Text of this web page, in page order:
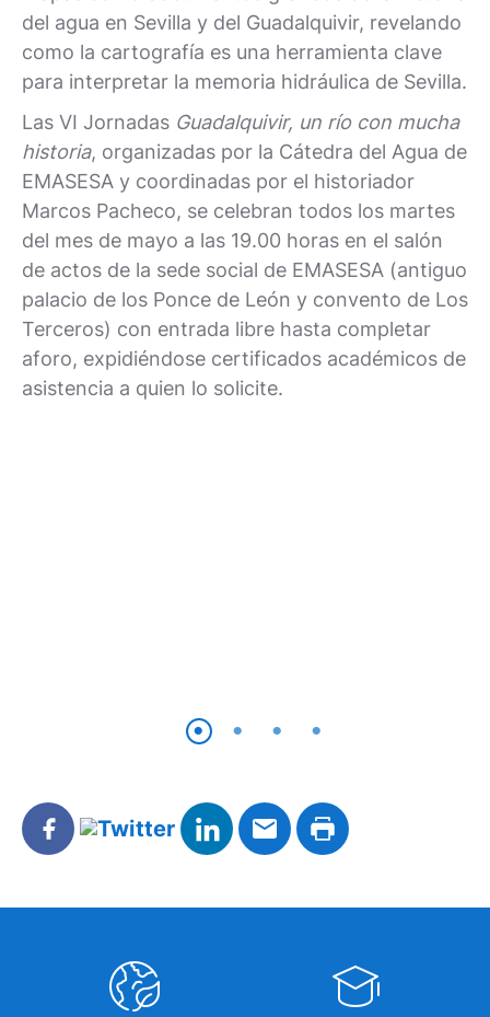
del agua en Sevilla y del Guadalquivir, revelando
como la cartografía es una herramienta clave
para interpretar la memoria hidráulica de Sevilla.
Las VI Jornadas Guadalquivir, un río con mucha
historia, organizadas por la Cátedra del Agua de
EMASESA y coordinadas por el historiador
Marcos Pacheco, se celebran todos los martes
del mes de mayo a las 19.00 horas en el salón
de actos de la sede social de EMASESA (antiguo
palacio de los Ponce de León y convento de Los
Terceros) con entrada libre hasta completar
aforo, expidiéndose certificados académicos de
asistencia a quien lo solicite.